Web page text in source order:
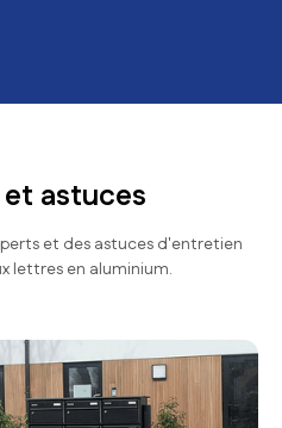
astuces
et des astuces d'entretien
lettres en aluminium.